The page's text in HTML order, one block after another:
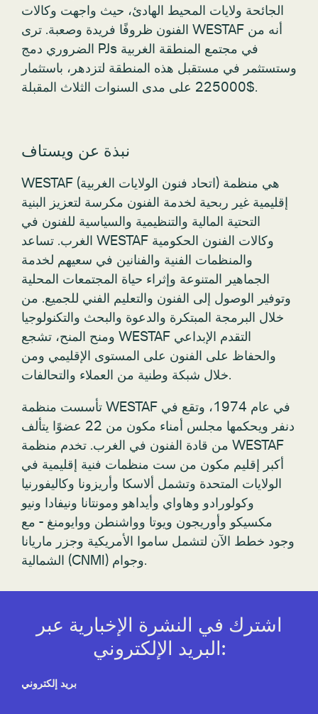
الجائحة ولايات المحيط الهادئ، حيث واجهت وكالات
الفنون ظروفًا فريدة وصعبة. ترى WESTAF أنه من
الضروري دمج PJs في مجتمع المنطقة الغربية
وستستثمر في مستقبل هذه المنطقة لتزدهر، باستثمار
$225000 على مدى السنوات الثلاث المقبلة.
نبذة عن ويستاف
WESTAF (اتحاد فنون الولايات الغربية) هي منظمة
إقليمية غير ربحية لخدمة الفنون مكرسة لتعزيز البنية
التحتية المالية والتنظيمية والسياسية للفنون في
الغرب. تساعد WESTAF وكالات الفنون الحكومية
والمنظمات الفنية والفنانين في سعيهم لخدمة
الجماهير المتنوعة وإثراء حياة المجتمعات المحلية
وتوفير الوصول إلى الفنون والتعليم الفني للجميع. من
خلال البرمجة المبتكرة والدعوة والبحث والتكنولوجيا
ومنح المنح، تشجع WESTAF التقدم الإبداعي
والحفاظ على الفنون على المستوى الإقليمي ومن
خلال شبكة وطنية من العملاء والتحالفات.
تأسست منظمة WESTAF في عام 1974، وتقع في
دنفر ويحكمها مجلس أمناء مكون من 22 عضوًا يتألف
من قادة الفنون في الغرب. تخدم منظمة WESTAF
أكبر إقليم مكون من ست منظمات فنية إقليمية في
الولايات المتحدة وتشمل ألاسكا وأريزونا وكاليفورنيا
وكولورادو وهاواي وأيداهو ومونتانا ونيفادا ونيو
مكسيكو وأوريجون ويوتا وواشنطن ووايومنغ - مع
وجود خطط الآن لتشمل ساموا الأمريكية وجزر ماريانا
الشمالية (CNMI) وجوام.
اشترك في النشرة الإخبارية عبر
البريد الإلكتروني:
بريد إلكتروني